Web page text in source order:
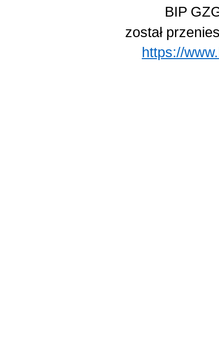
BIP
został
https://